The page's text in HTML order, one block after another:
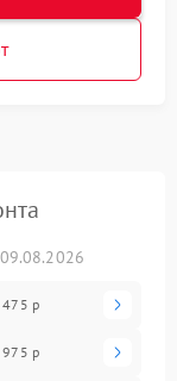
475 р
975 р